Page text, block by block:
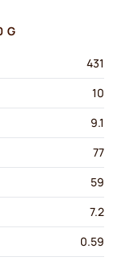
G
431
10
9.1
77
59
7.2
0.59